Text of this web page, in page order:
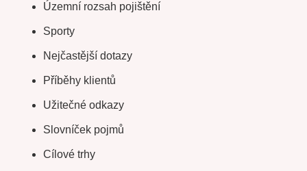
Územní rozsah pojištění
Sporty
Nejčastější dotazy
Příběhy klientů
Užitečné odkazy
Slovníček pojmů
Cílové trhy